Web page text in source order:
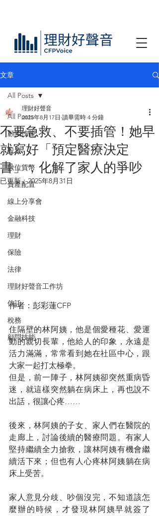
文章
All Posts
顧問技能
投資
數位貨幣
資產配置
線上分享會
金融科技
理財
保險
法律
理財好聲音工作坊
信託
稅務
顧問技能
All Posts
不要急救、不要插管！她早
就寫好「預定醫療決定
書」，化解了家人的爭吵
理財好聲音
2025年8月17日 讀畢需時 4 分鐘
已更新：2025年8月31日
作者：彭彩蓮CFP
住隔壁的林阿姨，他是個愛種花、愛運
動的親切長輩，他給人的印象，永遠是
活力滿滿，常常看到她在社區中心，跟
大家一起打太極拳。
但是，前一陣子，林阿姨卻突然重病昏
迷，就這樣突然躺在病床上，再也說不
出話，很讓心疼……
後來，林阿姨的子女、家人們在醫院的
走廊上，討論後續的醫療問題。有家人
堅持繼續全力搶救，讓林阿姨有機會繼
續活下來；但也有人心疼林阿姨躺在病
床上受苦。
家人意見分歧、吵個沒完，不知道該怎
麼辦的時候，才發現林阿姨早就簽了